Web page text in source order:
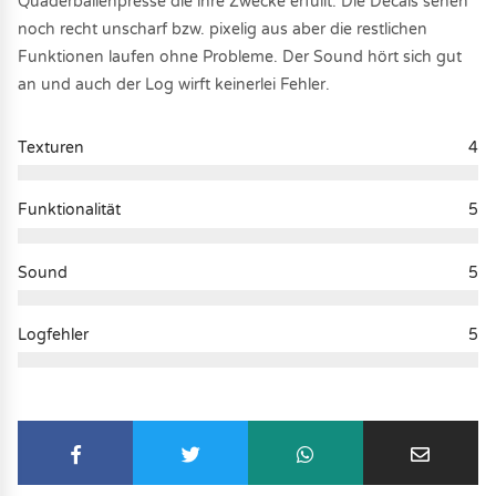
noch recht unscharf bzw. pixelig aus aber die restlichen
Funktionen laufen ohne Probleme. Der Sound hört sich gut
an und auch der Log wirft keinerlei Fehler.
Texturen 4
Funktionalität 5
Sound 5
Logfehler 5